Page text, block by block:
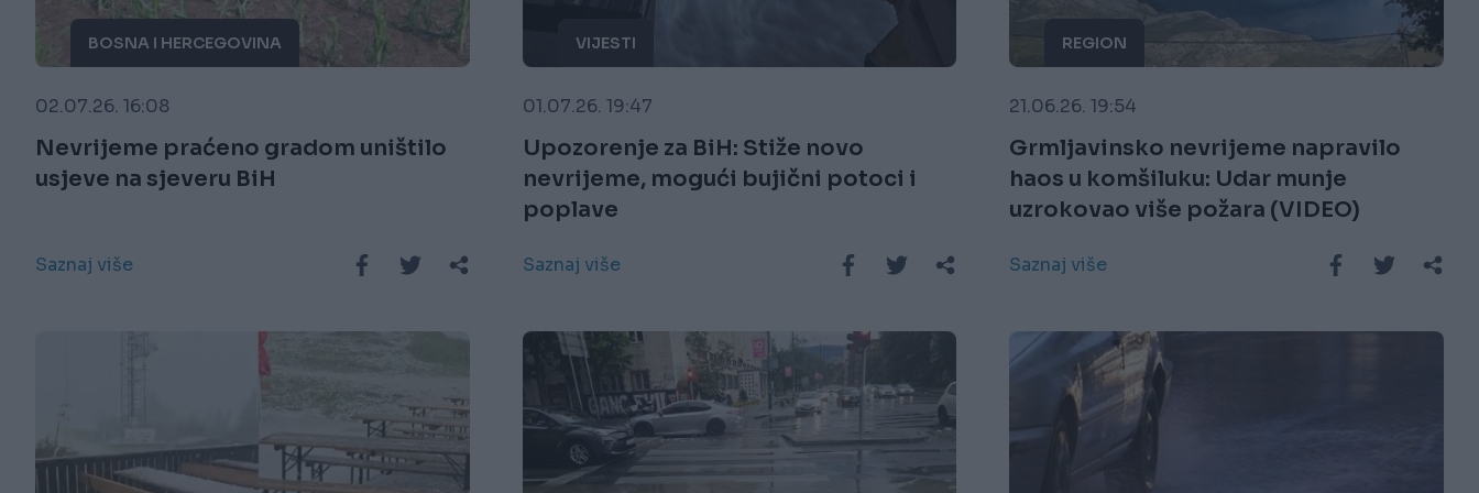
BOSNA I HERCEGOVINA
02.07.26. 16:08
Nevrijeme praćeno gradom uništilo
usjeve na sjeveru BiH
Saznaj više
VIJESTI
01.07.26. 19:47
Upozorenje za BiH: Stiže novo
nevrijeme, mogući bujični potoci i
poplave
Saznaj više
REGION
21.06.26. 19:54
Grmljavinsko nevrijeme napravilo
haos u komšiluku: Udar munje
uzrokovao više požara (VIDEO)
Saznaj više